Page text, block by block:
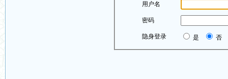
用户名
密码
隐身登录 是 否